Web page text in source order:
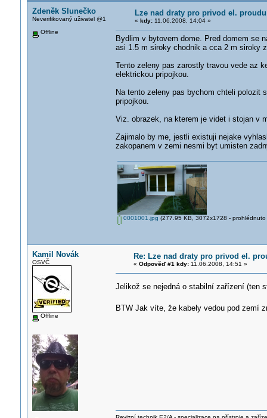
Zdeněk Slunečko
Neverifikovaný uživatel @1
Offline
Lze nad draty pro privod el.
« kdy:11.06.2008, 14:04 »
Bydlim v bytovem dome. Pred domem se
asi 1.5 m siroky chodnik a cca 2 m siroky
Tento zeleny pas zarostly travou vede az
elektrickou pripojkou.
Na tento zeleny pas bychom chteli polozit
pripojkou.
Viz. obrazek, na kterem je videt i stojan v
Zajimalo by me, jestli existuji nejake
zakopanem v zemi nesmi byt umisten
0001001.jpg (277.95 KB, 3072x1728 - prohlédnuto
Kamil Novák
OSVČ
Offline
Re: Lze nad draty pro privod el.
« Odpověď #1 kdy:11.06.2008, 14:51 »
Jelikož se nejedná o stabilní zařízení
BTW Jak víte, že kabely vedou pod zemí